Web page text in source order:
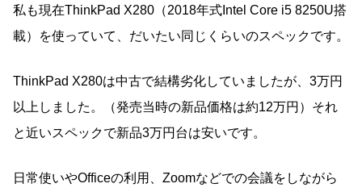
私も現在ThinkPad X280（2018年式Intel Core i5 8250U搭
載）を使っていて、だいたい同じくらいのスペックです。
ThinkPad X280は中古で結構劣化していましたが、3万円
以上しました。（発売当時の新品価格は約12万円）それ
と近いスペックで新品3万円台は安いです。
日常使いやOfficeの利用、Zoomなどでの会議をしながら